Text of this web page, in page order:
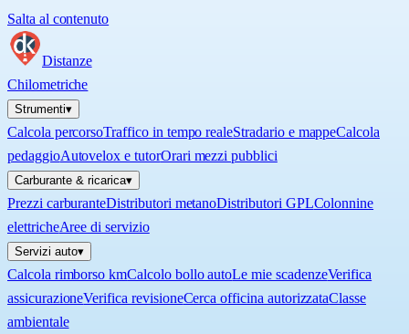
Salta al contenuto
Distanze
Chilometriche
Strumenti▾
Calcola percorsoTraffico in tempo realeStradario e mappeCalcola
pedaggioAutovelox e tutorOrari mezzi pubblici
Carburante & ricarica▾
Prezzi carburanteDistributori metanoDistributori GPLColonnine
elettricheAree di servizio
Servizi auto▾
Calcola rimborso kmCalcolo bollo autoLe mie scadenzeVerifica
assicurazioneVerifica revisioneCerca officina autorizzataClasse
ambientale